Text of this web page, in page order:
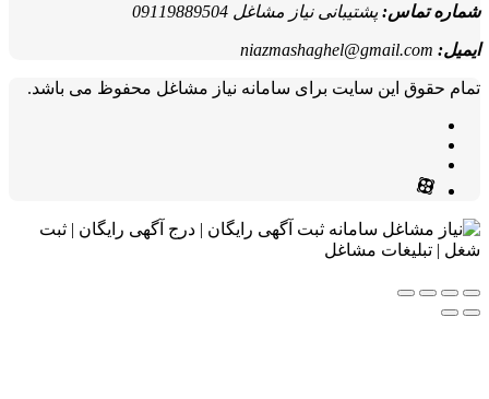
شماره تماس:پشتیبانی نیاز مشاغل 09119889504
ایمیل: niazmashaghel@gmail.com
تمام حقوق این سایت برای سامانه نیاز مشاغل محفوظ می باشد.